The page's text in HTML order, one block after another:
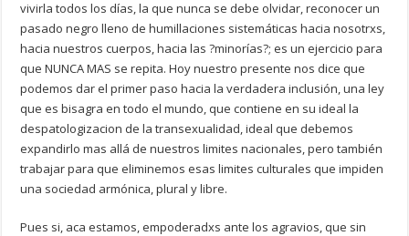
vivirla todos los días, la que nunca se debe olvidar, reconocer un
pasado negro lleno de humillaciones sistemáticas hacia nosotrxs,
hacia nuestros cuerpos, hacia las ?minorías?; es un ejercicio para
que NUNCA MAS se repita. Hoy nuestro presente nos dice que
podemos dar el primer paso hacia la verdadera inclusión, una ley
que es bisagra en todo el mundo, que contiene en su ideal la
despatologizacion de la transexualidad, ideal que debemos
expandirlo mas allá de nuestros limites nacionales, pero también
trabajar para que eliminemos esas limites culturales que impiden
una sociedad armónica, plural y libre.
Pues si, aca estamos, empoderadxs ante los agravios, que sin